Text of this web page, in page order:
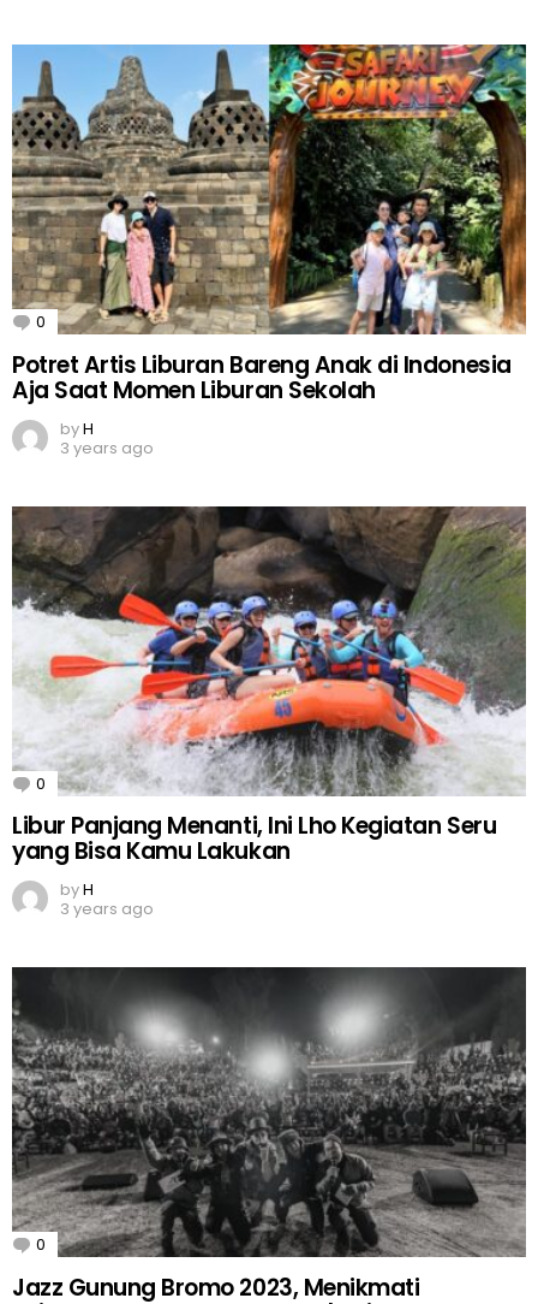
0 Comments
Potret Artis Liburan Bareng Anak di Indonesia
Aja Saat Momen Liburan Sekolah
byH
3 years ago
0 Comments
Libur Panjang Menanti, Ini Lho Kegiatan Seru
yang Bisa Kamu Lakukan
byH
3 years ago
0 Comments
Jazz Gunung Bromo 2023, Menikmati